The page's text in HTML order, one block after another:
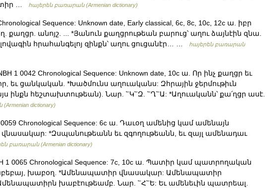
…
հայերեն բառարան (Armenian dictionary)
Sequence: Unknown date, Early classical, 6c, 8c, 10c, 12c ա. իբր
քաղցր. անոյշ. ... *Յանուն քաղցրութեան բարուց՝ աղու ձայնէին զնա.
հրահանգելոյ զինքն՝ աղու ցուցանէր… …
հայերեն բառարան
1 0042 Chronological Sequence: Unknown date, 10c ա. Որ ինչ քաղցր եւ
եւ ցանկական. *Խածմունս աղուականս: Զհրային ջերմութիւն
ինքն հեշտախտութեան). Նար. ՟Կ՟Զ. ՟Ղ՟Ա: *Աղուականն՝ քա՛ղցր ասէ.
dictionary)
Chronological Sequence: 6c ա. Դաւօղ ամենից կամ ամենայն
*Զսպանութեանն եւ զգողութեանն, եւ զայլ ամենադաւ
բառարան (Armenian dictionary)
1 0065 Chronological Sequence: 7c, 10c ա. Պատիր կամ պատրողական
խաբօղ. *Ամենապատիր վնասակար: Ամենապատիր
խաբէութեամբ. Նար. ՟Հ՟Ե: Եւ ամենեւին պատրեալ.